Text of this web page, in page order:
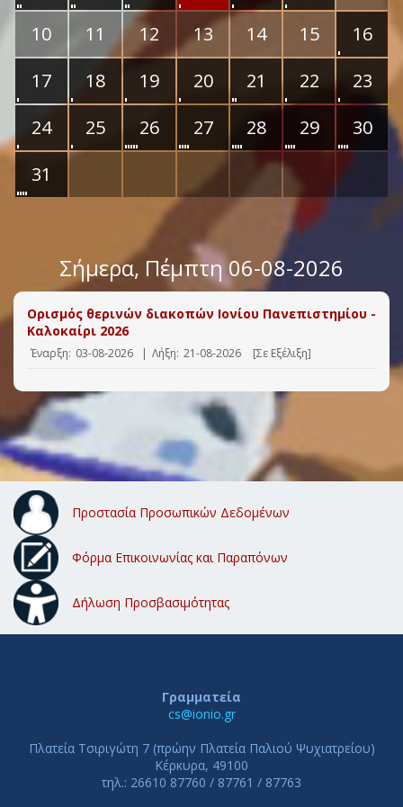
10
11 12 13 14 15
16
17
18 19 20 21 22
23
24
25 26 27 28 29
30
31
Σήμερα, Πέμπτη 06-08-2026
Ορισμός θερινών διακοπών Ιονίου Πανεπιστημίου -
Καλοκαίρι 2026
Έναρξη: 03-08-2026 | Λήξη: 21-08-2026 [Σε Εξέλιξη]
Προστασία Προσωπικών Δεδομένων
Φόρμα Επικοινωνίας και Παραπόνων
Δήλωση Προσβασιμότητας
Γραμματεία
cs@ionio.gr
Πλατεία Τσιριγώτη 7 (πρώην Πλατεία Παλιού Ψυχιατρείου)
Κέρκυρα, 49100
τηλ.: 26610 87760 / 87761 / 87763